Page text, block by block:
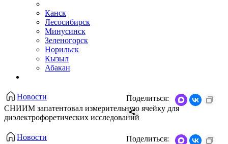
Канск
Лесосибирск
Минусинск
Зеленогорск
Норильск
Кызыл
Абакан
Новости
СНИИМ запатентовал измерительную ячейку для
диэлектрофоретических исследований
Поделиться:
Новости
Поделиться: